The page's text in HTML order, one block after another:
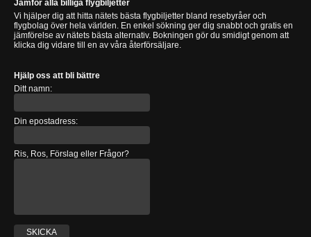
Jämför alla billiga flygbiljetter
Vi hjälper dig att hitta nätets bästa flygbiljetter bland resebyråer och
flygbolag över hela världen. En enkel sökning ger dig snabbt och gratis en
jämförelse av nätets bästa alternativ. Bokningen gör du smidigt genom att
klicka dig vidare till en av våra återförsäljare.
Hjälp oss att bli bättre
Ditt namn:
Din epostadress:
Ris, Ros, Förslag eller Frågor?
SKICKA